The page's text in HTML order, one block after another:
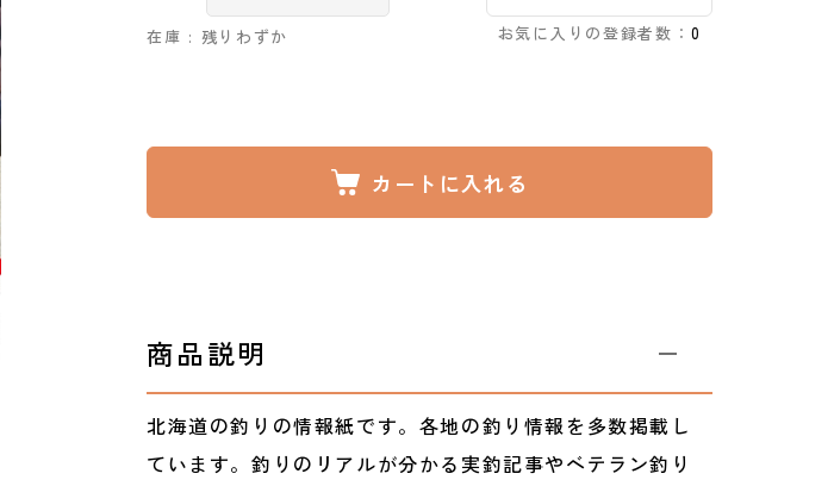
在庫 : 残りわずか お気に入りの登録者数： 0
カートに入れる
商品説明
北海道の釣りの情報紙です。各地の釣り情報を多数掲載し
ています。釣りのリアルが分かる実釣記事やベテラン釣り